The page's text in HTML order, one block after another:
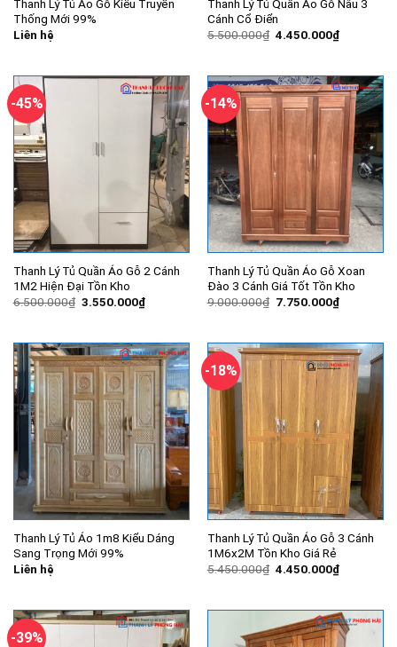
Thanh Lý Tủ Áo Gỗ Kiểu Truyền
Thống Mới 99%
Liên hệ
Thanh Lý Tủ Quần Áo Gỗ Nâu 3
Cánh Cổ Điển
5.500.000₫ Giá
4.450.000₫Giá
hiện
-45%
Thanh Lý Tủ Quần Áo Gỗ 2 Cánh
1M2 Hiện Đại Tồn Kho
6.500.000₫ Giá
3.550.000₫Giá
hiện
3.550.000₫.
-14%
Thanh Lý Tủ Quần Áo Gỗ Xoan
Đào 3 Cánh Giá Tốt Tồn Kho
9.000.000₫ Giá
7.750.000₫Giá
hiện
Thanh Lý Tủ Áo 1m8 Kiểu Dáng
Sang Trọng Mới 99%
Liên hệ
-18%
Thanh Lý Tủ Quần Áo Gỗ 3 Cánh
1M6x2M Tồn Kho Giá Rẻ
5.450.000₫ Giá
4.450.000₫Giá
hiện
-39%